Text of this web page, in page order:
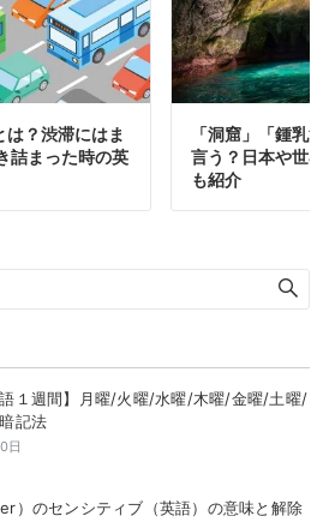
は？渋滞にはま
詰まった時の英
「洞窟」「鍾乳
言う？日本や世
も紹介
語１週間】月曜/火曜/水曜/木曜/金曜/土曜/
記法
日
）のセンシティブ（英語）の意味と解除